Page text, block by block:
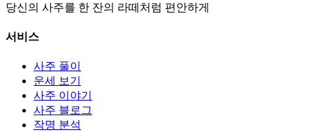
당신의 사주를 한 잔의 라떼처럼 편안하게
서비스
사주 풀이
운세 보기
사주 이야기
사주 블로그
작명 분석